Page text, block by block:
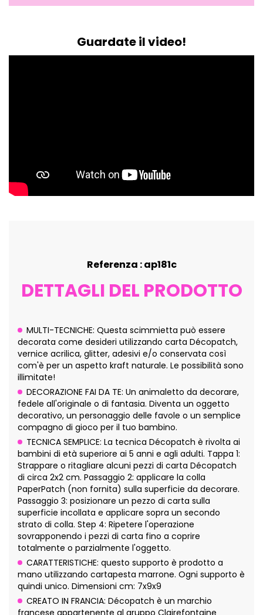
Guardate il video!
Referenza : ap181c
DETTAGLI DEL PRODOTTO
MULTI-TECNICHE: Questa scimmietta può essere
decorata come desideri utilizzando carta Décopatch,
vernice acrilica, glitter, adesivi e/o conservata così
com'è per un aspetto kraft naturale. Le possibilità sono
illimitate!
DECORAZIONE FAI DA TE: Un animaletto da decorare,
fedele all'originale o di fantasia. Diventa un oggetto
decorativo, un personaggio delle favole o un semplice
compagno di gioco per il tuo bambino.
TECNICA SEMPLICE: La tecnica Décopatch è rivolta ai
bambini di età superiore ai 5 anni e agli adulti. Tappa 1:
Strappare o ritagliare alcuni pezzi di carta Décopatch
di circa 2x2 cm. Passaggio 2: applicare la colla
PaperPatch (non fornita) sulla superficie da decorare.
Passaggio 3: posizionare un pezzo di carta sulla
superficie incollata e applicare sopra un secondo
strato di colla. Step 4: Ripetere l'operazione
sovrapponendo i pezzi di carta fino a coprire
totalmente o parzialmente l'oggetto.
CARATTERISTICHE: questo supporto è prodotto a
mano utilizzando cartapesta marrone. Ogni supporto è
quindi unico. Dimensioni cm: 7x9x9
CREATO IN FRANCIA: Décopatch è un marchio